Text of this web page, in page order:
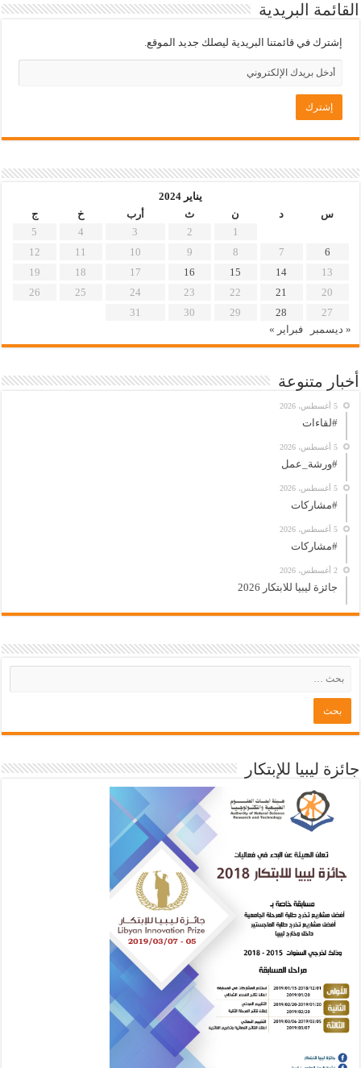
القائمة البريدية
إشترك في قائمتنا البريدية ليصلك جديد الموقع.
يناير 2024
س
د ن ث أرب خ
ج
1
2
3
4
5
6
7
8
9
10
11
12
13
14
15
16
17
18
19
20
21
22
23
24
25
26
27
28
29
30
31
« ديسمبر
فبراير »
أخبار متنوعة
5 أغسطس، 2026
#لقاءات
5 أغسطس، 2026
#ورشة_عمل
5 أغسطس، 2026
#مشاركات
5 أغسطس، 2026
#مشاركات
2 أغسطس، 2026
جائزة ليبيا للابتكار 2026
جائزة ليبيا للإبتكار